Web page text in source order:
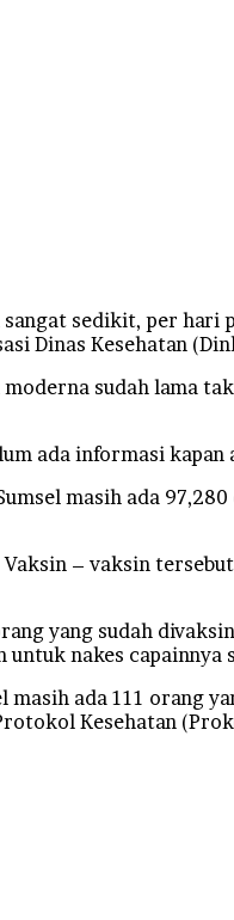
sedikit, per hari
Dinas Kesehatan
sudah lama
ada informasi kapan
masih ada
– vaksin
yang sudah
nakes capainnya
masih ada 111 orang
Kesehatan